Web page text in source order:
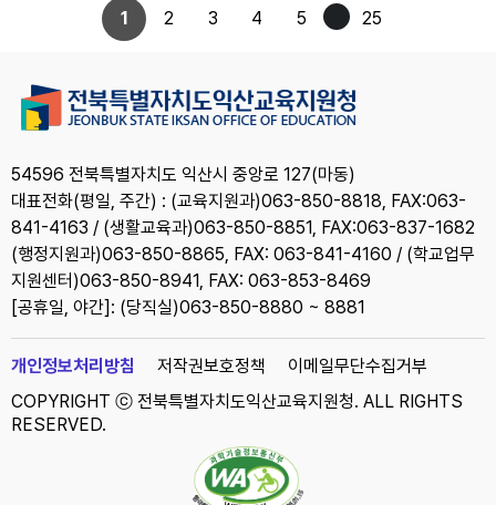
1 2 3 4 5 25
54596 전북특별자치도 익산시 중앙로 127(마동)
대표전화(평일, 주간) : (교육지원과)063-850-8818, FAX:063-
841-4163 / (생활교육과)063-850-8851, FAX:063-837-1682
(행정지원과)063-850-8865, FAX: 063-841-4160 / (학교업무
지원센터)063-850-8941, FAX: 063-853-8469
[공휴일, 야간]: (당직실)063-850-8880 ~ 8881
개인정보처리방침 저작권보호정책
이메일무단수집거부
COPYRIGHT ⓒ 전북특별자치도익산교육지원청. ALL RIGHTS
RESERVED.